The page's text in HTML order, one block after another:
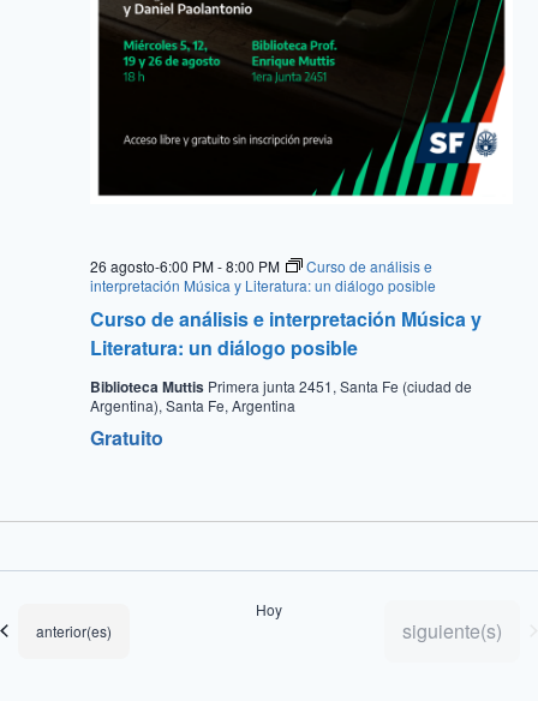
Curso de análisis e interpretación Música y
Literatura: un diálogo posible
26 agosto-6:00 PM-8:00 PM
Curso de análisis e
interpretación Música y Literatura: un diálogo posible
Biblioteca Muttis Primera junta 2451, Santa Fe (ciudad de
Argentina), Santa Fe, Argentina
Gratuito
Eventos
anterior(es)
Hoy
Eventos
siguiente(s)